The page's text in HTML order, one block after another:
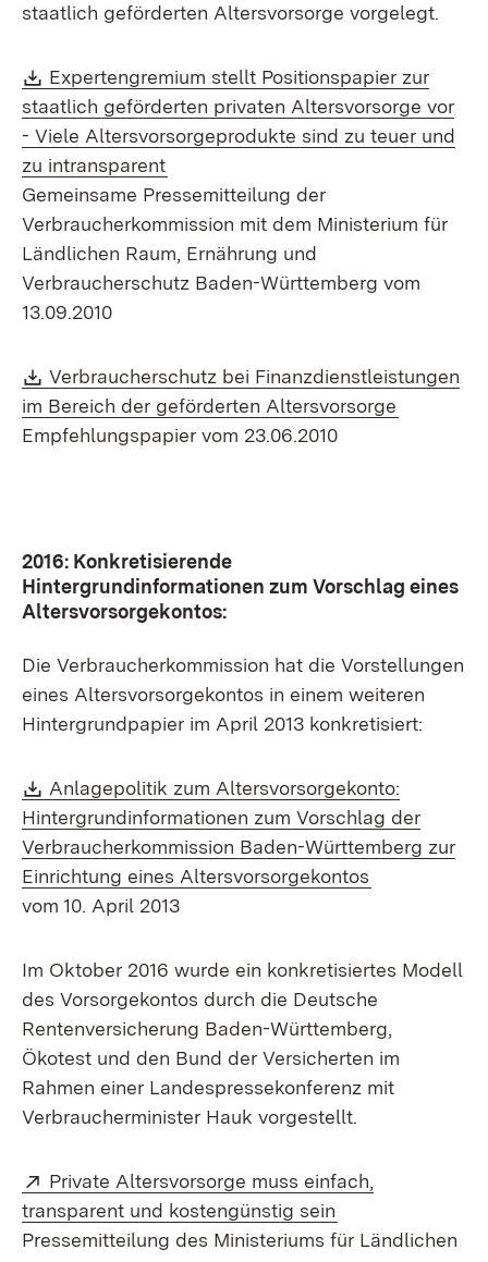
staatlich geförderten Altersvorsorge vorgelegt.
Download:
Expertengremium stellt Positionspapier zur
staatlich geförderten privaten Altersvorsorge vor
- Viele Altersvorsorgeprodukte sind zu teuer und
zu intransparent
Gemeinsame Pressemitteilung der
Verbraucherkommission mit dem Ministerium für
Ländlichen Raum, Ernährung und
Verbraucherschutz Baden-Württemberg vom
13.09.2010
Download:
Verbraucherschutz bei Finanzdienstleistungen
im Bereich der geförderten Altersvorsorge
Empfehlungspapier vom 23.06.2010
2016: Konkretisierende
Hintergrundinformationen zum Vorschlag eines
Altersvorsorgekontos:
Die Verbraucherkommission hat die Vorstellungen
eines Altersvorsorgekontos in einem weiteren
Hintergrundpapier im April 2013 konkretisiert:
Download:
Anlagepolitik zum Altersvorsorgekonto:
Hintergrundinformationen zum Vorschlag der
Verbraucherkommission Baden-Württemberg zur
Einrichtung eines Altersvorsorgekontos
vom 10. April 2013
Im Oktober 2016 wurde ein konkretisiertes Modell
des Vorsorgekontos durch die Deutsche
Rentenversicherung Baden-Württemberg,
Ökotest und den Bund der Versicherten im
Rahmen einer Landespressekonferenz mit
Verbraucherminister Hauk vorgestellt.
Extern:
Private Altersvorsorge muss einfach,
transparent und kostengünstig sein
Pressemitteilung des Ministeriums für Ländlichen